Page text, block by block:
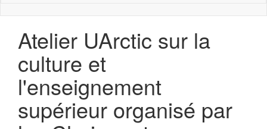
Atelier UArctic sur la
culture et
l'enseignement
supérieur organisé par